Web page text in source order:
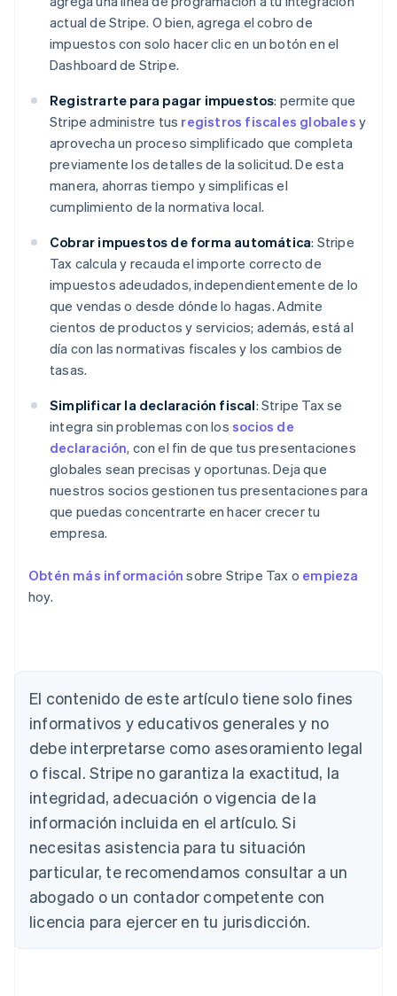
actual de Stripe. O bien, agrega el cobro de
impuestos con solo hacer clic en un botón en el
Dashboard de Stripe.
Registrarte para pagar impuestos: permite que
Stripe administre tus registros fiscales globales y
aprovecha un proceso simplificado que completa
previamente los detalles de la solicitud. De esta
manera, ahorras tiempo y simplificas el
cumplimiento de la normativa local.
Cobrar impuestos de forma automática: Stripe
Tax calcula y recauda el importe correcto de
impuestos adeudados, independientemente de lo
que vendas o desde dónde lo hagas. Admite
cientos de productos y servicios; además, está al
día con las normativas fiscales y los cambios de
tasas.
Simplificar la declaración fiscal: Stripe Tax se
integra sin problemas con los socios de
declaración, con el fin de que tus presentaciones
globales sean precisas y oportunas. Deja que
nuestros socios gestionen tus presentaciones para
que puedas concentrarte en hacer crecer tu
empresa.
Obtén más información sobre Stripe Tax o empieza
hoy.
El contenido de este artículo tiene solo fines
informativos y educativos generales y no
debe interpretarse como asesoramiento legal
o fiscal. Stripe no garantiza la exactitud, la
integridad, adecuación o vigencia de la
información incluida en el artículo. Si
necesitas asistencia para tu situación
particular, te recomendamos consultar a un
abogado o un contador competente con
licencia para ejercer en tu jurisdicción.
Alemania
DeutschEnglish
Australia
Austria
DeutschEnglish
Bélgica
Brasil
PortuguêsEnglish